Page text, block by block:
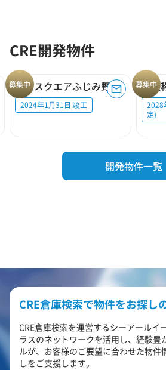
CRE開発物件
募集中
ロジスクエアふじみ野A
2024年1月31日 竣工
募集中
2028
定)
開発物件一覧
CRE倉庫検索で物件をお探し
CRE倉庫検索を運営するシーアールイ
ラスのネットワークを活用し、経験豊
ルが、お客様のご要望に合わせた物件
しをご支援します。